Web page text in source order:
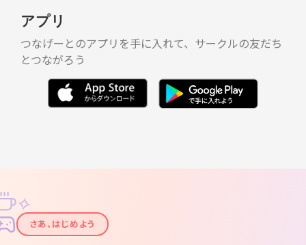
アプリ
つなげーとのアプリを手に入れて、サークルの友だち
とつながろう
✦
✧
さあ、はじめよう